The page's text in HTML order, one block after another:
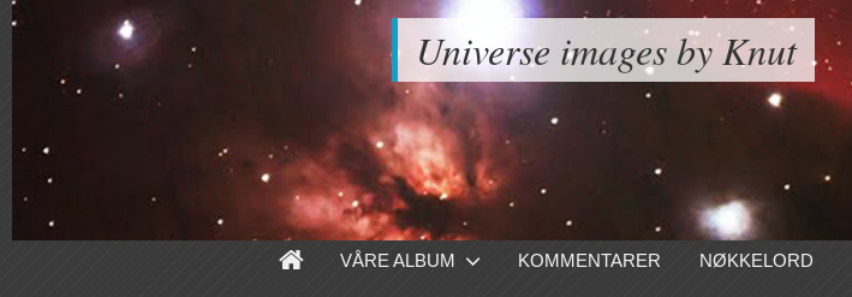
Universe images by Knut
VÅRE ALBUM KOMMENTARER NØKKELORD